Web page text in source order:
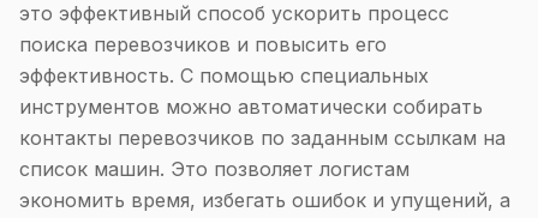
это эффективный способ ускорить процесс
поиска перевозчиков и повысить его
эффективность. С помощью специальных
инструментов можно автоматически собирать
контакты перевозчиков по заданным ссылкам на
список машин. Это позволяет логистам
экономить время, избегать ошибок и упущений, а